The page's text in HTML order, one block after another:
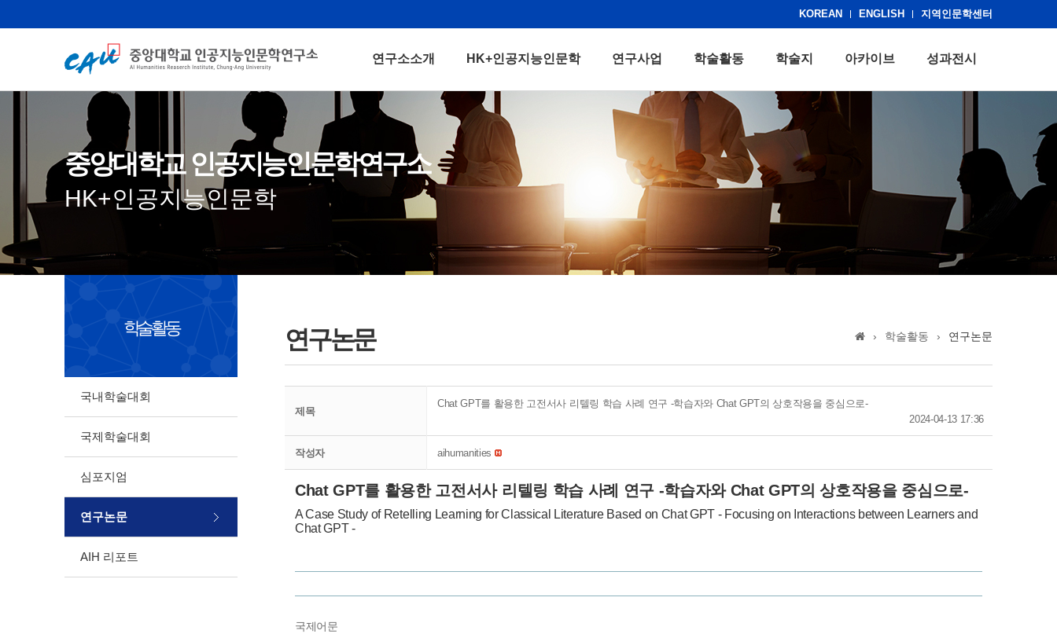
KOREAN ENGLISH 지역인문학센터
연구소소개 HK+인공지능인문학 연구사업 학술활동 학술지 아카이브 성과전시
중앙대학교 인공지능인문학연구소
HK+인공지능인문학
학술활동
국내학술대회
국제학술대회
심포지엄
연구논문
AIH 리포트
› 학술활동 › 연구논문
연구논문
제목
Chat GPT를 활용한 고전서사 리텔링 학습 사례 연구 -학습자와 Chat GPT의 상호작용을 중심으로-
2024-04-13 17:36
작성자 aihumanities
Chat GPT를 활용한 고전서사 리텔링 학습 사례 연구 -학습자와 Chat GPT의 상호작용을 중심으로-
A Case Study of Retelling Learning for Classical Literature Based on Chat GPT - Focusing on Interactions between Learners and
Chat GPT -
국제어문